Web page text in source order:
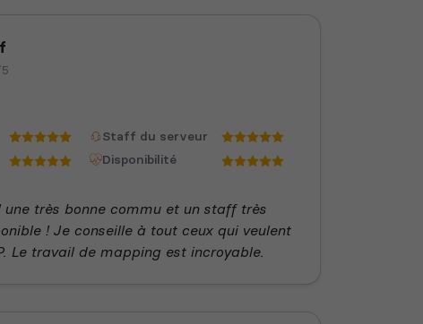
Staff du serveur
Disponibilité
une très bonne commu et un staff très
! Je conseille à tout ceux qui veulent
Le travail de mapping est incroyable.